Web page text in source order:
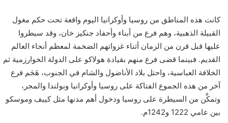
كانت هذه المناطق من روسيا وأوكرانيا اليوم واقعة تحت حكم مغول
القبيلة الذهبية، وهم فرع من أبناء وأحفاد جنكيز خان، وقد سيطروا
عليها قبل قرن من الزمان أثناء غزواتهم الضخمة لمعظم أنحاء العالم
القديم. فبينما قضى فرع منهم بقيادة هولاكو على الدولة الخوارزمية ثم
الخلافة العباسية، واحتل بلاد الأناضول والشام في الجنوب، هَجَم فرع
آخر من هذه الجموع الفتاكة على روسيا وأوكرانيا وبولندا والمجر،
وتمكَّن من السيطرة على روسيا ودخول أهم مدنها مثل كييف وموسكو
بين عامي 1222 و1242م.